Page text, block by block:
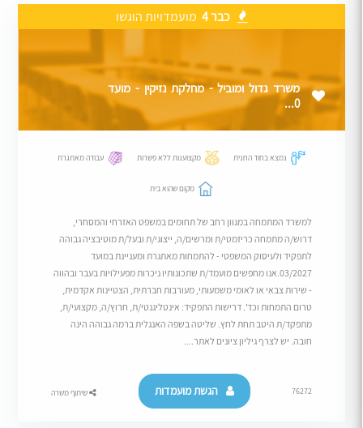
כבר 4 מועמדויות הוגשו
משרד גדול ומוביל - מחלקת נזיקין - מועד
0...
נמצא בחוד החנית מקצוענות ללא פשרות עבודה מאתגרת
מקום שהוא בית
למשרד המתמחה במגוון רחב של תחומים במשפט האזרחי והמסחרי,
דרוש/ה מתמחה כריזמטי/ת ומרשים/ה, ייצוגי/ת ובעל/ת מוטיבציה גבוהה
לתפקיד ולעיסוק המשפטי - להתמחות מאתגרת ומעניינת במועד
03/2027.אנו מחפשים מועמד/ת שתכונותיו ניכרות מפעילויות בעבר ובהווה
- שירות צבאי או לאומי משמעותי, מעורבות חברתית, הצטיינות אקדמית,
טרום התמחות וכד'. דרישות התפקיד: אינטליגנטי/ת, חרוץ/ה, מקצועי/ת,
מתפקד/ת היטב תחת לחץ. שליטה בשפה האנגלית ברמה גבוהה הינה
חובה. יש לצרף גיליון ציונים לאתר....
76272 הגשת מועמדות שיתוף משרה